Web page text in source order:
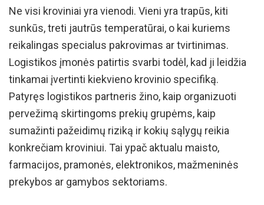
Ne visi kroviniai yra vienodi. Vieni yra trapūs, kiti
sunkūs, treti jautrūs temperatūrai, o kai kuriems
reikalingas specialus pakrovimas ar tvirtinimas.
Logistikos įmonės patirtis svarbi todėl, kad ji leidžia
tinkamai įvertinti kiekvieno krovinio specifiką.
Patyręs logistikos partneris žino, kaip organizuoti
pervežimą skirtingoms prekių grupėms, kaip
sumažinti pažeidimų riziką ir kokių sąlygų reikia
konkrečiam kroviniui. Tai ypač aktualu maisto,
farmacijos, pramonės, elektronikos, mažmeninės
prekybos ar gamybos sektoriams.